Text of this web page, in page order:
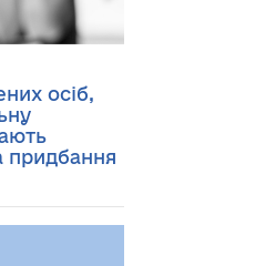
осіб,
придбання